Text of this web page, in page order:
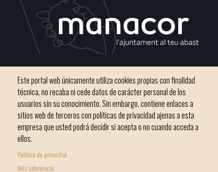
Footer
Teléfono 971 84 91 00 - CIF: P0703300D
Este portal web únicamente utiliza cookies propias con finalidad
técnica, no recaba ni cede datos de carácter personal de los
usuarios sin su conocimiento. Sin embargo, contiene enlaces a
sitios web de terceros con políticas de privacidad ajenas a esta
empresa que usted podrá decidir si acepta o no cuando acceda a
ellos.
Política de privacitat
Més informació